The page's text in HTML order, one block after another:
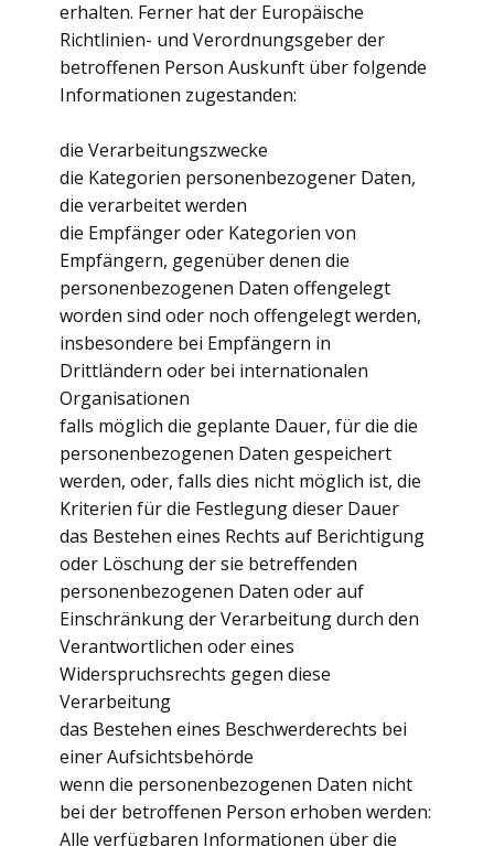
erhalten. Ferner hat der Europäische
Richtlinien- und Verordnungsgeber der
betroffenen Person Auskunft über folgende
Informationen zugestanden:
die Verarbeitungszwecke
die Kategorien personenbezogener Daten,
die verarbeitet werden
die Empfänger oder Kategorien von
Empfängern, gegenüber denen die
personenbezogenen Daten offengelegt
worden sind oder noch offengelegt werden,
insbesondere bei Empfängern in
Drittländern oder bei internationalen
Organisationen
falls möglich die geplante Dauer, für die die
personenbezogenen Daten gespeichert
werden, oder, falls dies nicht möglich ist, die
Kriterien für die Festlegung dieser Dauer
das Bestehen eines Rechts auf Berichtigung
oder Löschung der sie betreffenden
personenbezogenen Daten oder auf
Einschränkung der Verarbeitung durch den
Verantwortlichen oder eines
Widerspruchsrechts gegen diese
Verarbeitung
das Bestehen eines Beschwerderechts bei
einer Aufsichtsbehörde
wenn die personenbezogenen Daten nicht
bei der betroffenen Person erhoben werden:
Alle verfügbaren Informationen über die